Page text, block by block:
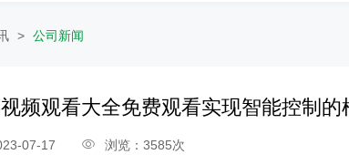
> 公司新闻
频观看大全免费观看实现智能控制的
07-17 浏览：3585次